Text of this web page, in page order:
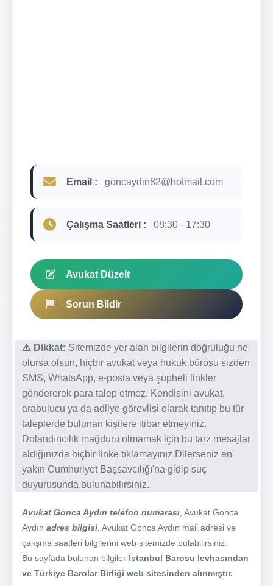
Email : goncaydin82@hotmail.com
Çalışma Saatleri : 08:30 - 17:30
Avukat Düzelt
Sorun Bildir
⚠️ Dikkat: Sitemizde yer alan bilgilerin doğruluğu ne
olursa olsun, hiçbir avukat veya hukuk bürosu sizden
SMS, WhatsApp, e-posta veya şüpheli linkler
göndererek para talep etmez. Kendisini avukat,
arabulucu ya da adliye görevlisi olarak tanıtıp bu tür
taleplerde bulunan kişilere itibar etmeyiniz.
Dolandırıcılık mağduru olmamak için bu tarz mesajlar
aldığınızda hiçbir linke tıklamayınız.Dilerseniz en
yakın Cumhuriyet Başsavcılığı'na gidip suç
duyurusunda bulunabilirsiniz.
Avukat Gonca Aydın telefon numarası , Avukat Gonca
Aydın adres bilgisi , Avukat Gonca Aydın mail adresi ve
çalışma saatleri bilgilerini web sitemizde bulabilirsiniz.
Bu sayfada bulunan bilgiler İstanbul Barosu levhasından
ve Türkiye Barolar Birliği web sitesinden alınmıştır.